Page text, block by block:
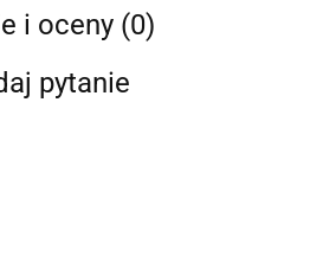
i oceny (0)
pytanie